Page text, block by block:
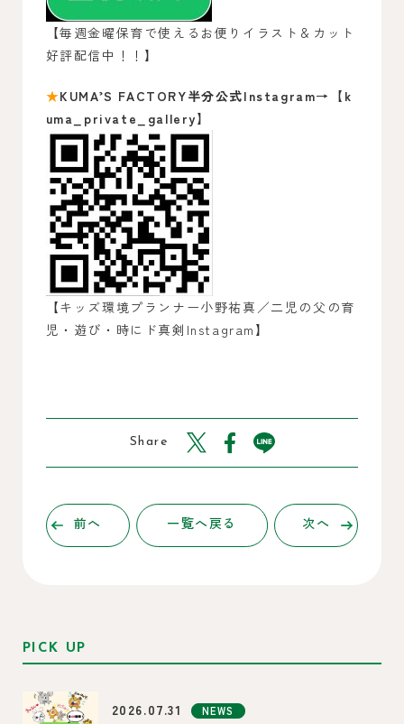
【毎週金曜保育で使えるお便りイラスト＆カット
好評配信中！！】
★KUMA’S FACTORY半分公式Instagram→【k
uma_private_gallery】
【キッズ環境プランナー小野祐真／二児の父の育
児・遊び・時にド真剣Instagram】
Share
前へ 一覧へ戻る 次へ
PICK UP
2026.07.31 NEWS